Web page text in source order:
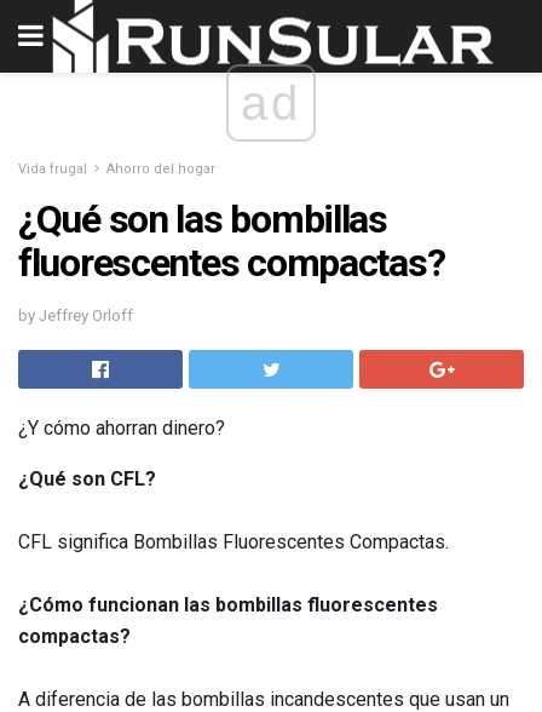
ad
Vida frugal Ahorro del hogar
¿Qué son las bombillas
fluorescentes compactas?
by Jeffrey Orloff
¿Y cómo ahorran dinero?
¿Qué son CFL?
CFL significa Bombillas Fluorescentes Compactas.
¿Cómo funcionan las bombillas fluorescentes
compactas?
A diferencia de las bombillas incandescentes que usan un